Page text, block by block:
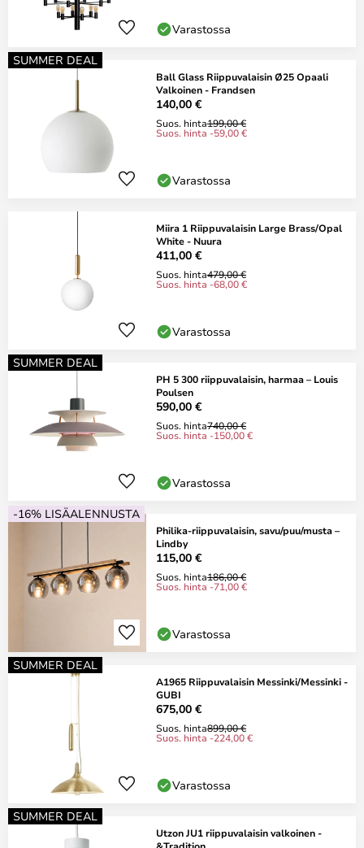
Varastossa
SUMMER DEAL
Ball Glass Riippuvalaisin Ø25 Opaali
Valkoinen - Frandsen
140,00 €
Suos. hinta199,00 €
Suos. hinta -59,00 €
Varastossa
Miira 1 Riippuvalaisin Large Brass/Opal
White - Nuura
411,00 €
Suos. hinta479,00 €
Suos. hinta -68,00 €
Varastossa
SUMMER DEAL
PH 5 300 riippuvalaisin, harmaa – Louis
Poulsen
590,00 €
Suos. hinta740,00 €
Suos. hinta -150,00 €
Varastossa
-16% LISÄALENNUSTA
Philika-riippuvalaisin, savu/puu/musta –
Lindby
115,00 €
Suos. hinta186,00 €
Suos. hinta -71,00 €
Varastossa
SUMMER DEAL
A1965 Riippuvalaisin Messinki/Messinki -
GUBI
675,00 €
Suos. hinta899,00 €
Suos. hinta -224,00 €
Varastossa
SUMMER DEAL
Utzon JU1 riippuvalaisin valkoinen -